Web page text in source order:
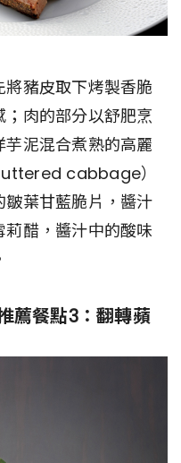
豬皮取下烤製香脆
肉的部分以舒肥烹
泥混合煮熟的高麗
cabbage）
葉甘藍脆片，醬汁
醋，醬汁中的酸味
薦餐點3：翻轉蘋